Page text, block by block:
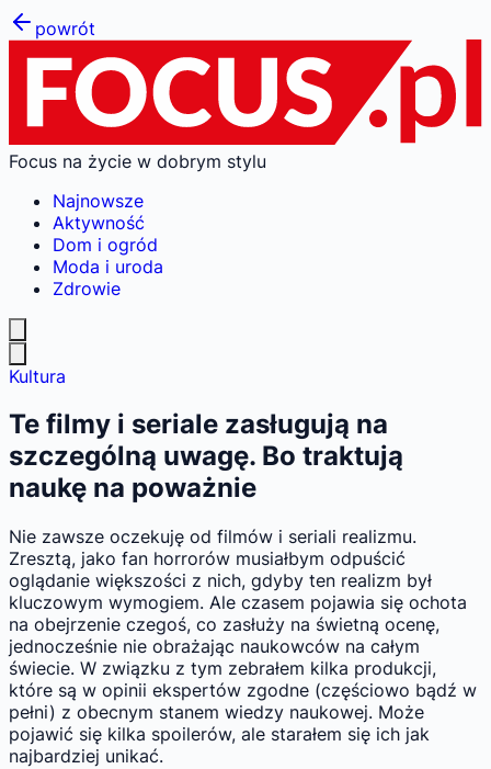
powrót
Focus na życie w dobrym stylu
Najnowsze
Aktywność
Dom i ogród
Moda i uroda
Zdrowie
Kultura
Te filmy i seriale zasługują na
szczególną uwagę. Bo traktują
naukę na poważnie
Nie zawsze oczekuję od filmów i seriali realizmu.
Zresztą, jako fan horrorów musiałbym odpuścić
oglądanie większości z nich, gdyby ten realizm był
kluczowym wymogiem. Ale czasem pojawia się ochota
na obejrzenie czegoś, co zasłuży na świetną ocenę,
jednocześnie nie obrażając naukowców na całym
świecie. W związku z tym zebrałem kilka produkcji,
które są w opinii ekspertów zgodne (częściowo bądź w
pełni) z obecnym stanem wiedzy naukowej. Może
pojawić się kilka spoilerów, ale starałem się ich jak
najbardziej unikać.